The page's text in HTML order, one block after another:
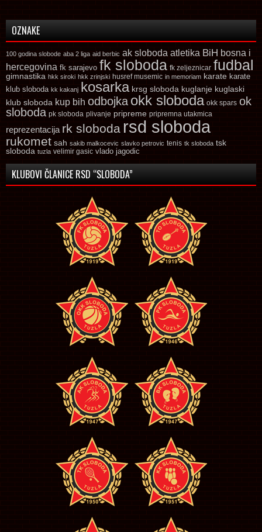
OZNAKE
100 godina slobode aba 2 liga aid berbic ak sloboda atletika BiH bosna i
hercegovina fk sarajevo fk sloboda fk zeljeznicar fudbal
gimnastika hkk siroki hkk zrinjski husref musemic in memoriam karate karate
klub sloboda kk kakanj kosarka krsg sloboda kuglanje kuglaski
klub sloboda kup bih odbojka okk sloboda okk spars ok
sloboda pk sloboda plivanje pripreme pripremna utakmica
reprezentacija rk sloboda rsd sloboda
rukomet sah sakib malkocevic slavko petrovic tenis tk sloboda tsk
sloboda tuzla velimir gasic vlado jagodic
KLUBOVI ČLANICE RSD “SLOBODA”